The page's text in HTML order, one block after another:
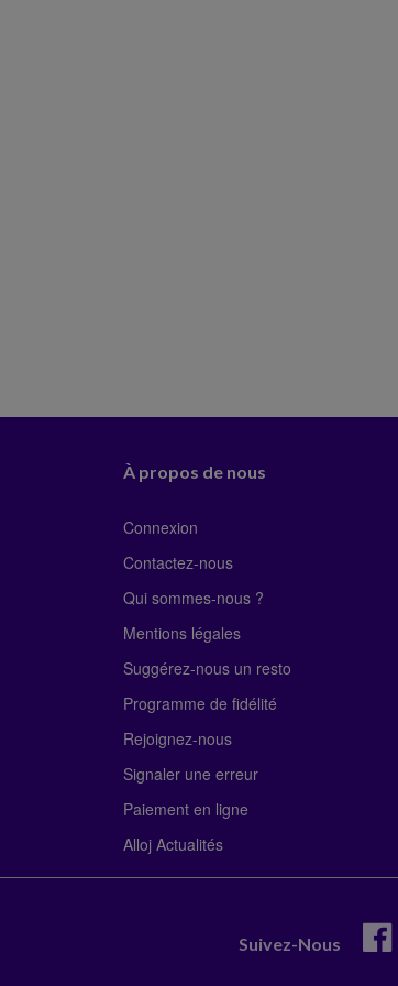
À propos de nous
Connexion
Contactez-nous
Qui sommes-nous ?
Mentions légales
Suggérez-nous un resto
Programme de fidélité
Rejoignez-nous
Signaler une erreur
Paiement en ligne
Alloj Actualités
Suivez-Nous